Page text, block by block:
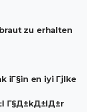
zu erhalten
iГ§in en iyi Гјlke
Г§Д±kД±lД±r